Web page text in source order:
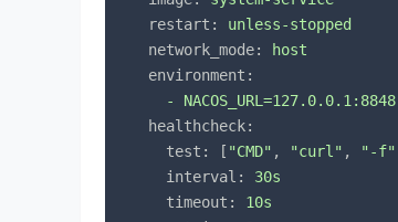
restart:
unless-stopped
network_mode:
host
environment:
-
NACOS_URL=127.0.0.1:8848
healthcheck:
test:
[ "CMD" , "curl" , "-f"
interval:
30s
timeout:
10s